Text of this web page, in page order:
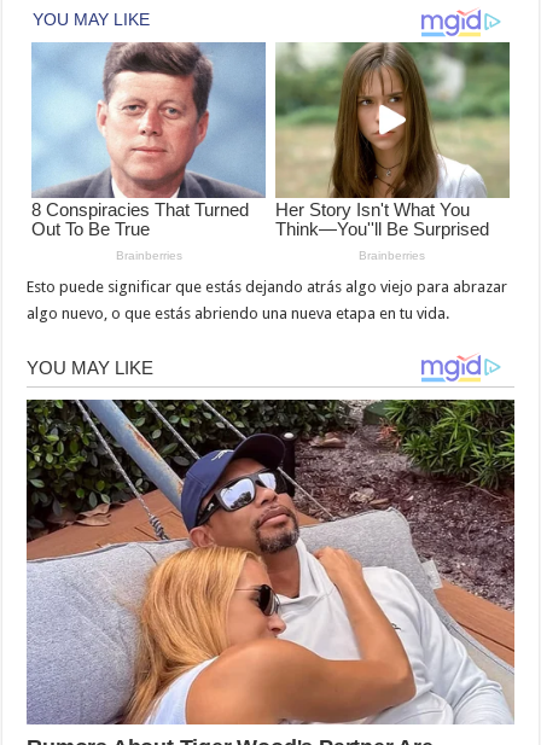
Esto puede significar que estás dejando atrás algo viejo para abrazar
algo nuevo, o que estás abriendo una nueva etapa en tu vida.